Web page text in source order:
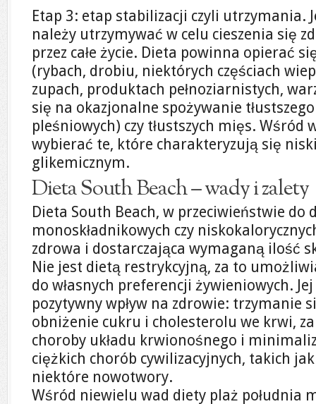
Etap 3: etap stabilizacji czyli utrzymania.
należy utrzymywać w celu cieszenia się
przez całe życie. Dieta powinna opierać
(rybach, drobiu, niektórych częściach
zupach, produktach pełnoziarnistych,
się na okazjonalne spożywanie
pleśniowych) czy tłustszych mięs. Wśród
wybierać te, które charakteryzują się
glikemicznym.
Dieta South Beach – wady i zalety
Dieta South Beach, w przeciwieństwie do
monoskładnikowych czy
zdrowa i dostarczająca wymaganą ilość
Nie jest dietą restrykcyjną, za to
do własnych preferencji żywieniowych.
pozytywny wpływ na zdrowie: trzymanie
obniżenie cukru i cholesterolu we krwi,
choroby układu krwionośnego i
ciężkich chorób cywilizacyjnych, takich
niektóre nowotwory.
Wśród niewielu wad diety plaż południa